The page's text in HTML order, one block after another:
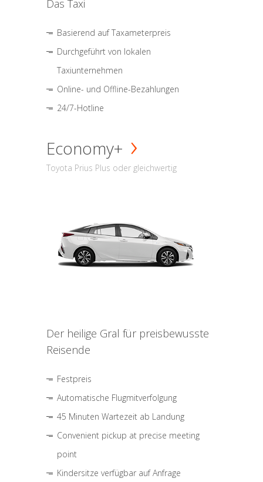
Das Taxi
Basierend auf Taxameterpreis
Durchgeführt von lokalen
Taxiunternehmen
Online- und Offline-Bezahlungen
24/7-Hotline
Economy+
Toyota Prius Plus oder gleichwertig
Der heilige Gral für preisbewusste
Reisende
Festpreis
Automatische Flugmitverfolgung
45 Minuten Wartezeit ab Landung
Convenient pickup at precise meeting
point
Kindersitze verfügbar auf Anfrage